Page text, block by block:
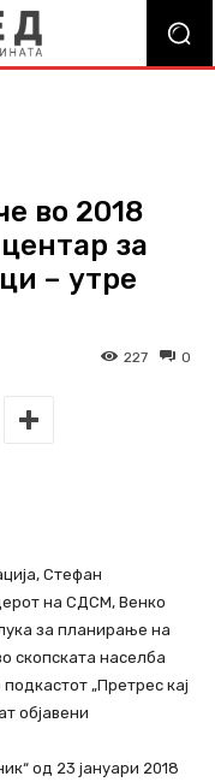
во 2018
за
– утре
0
227
Стефан
на СДСМ, Венко
за планирање на
скопската населба
„Претрес кај
објавени
од 23 јануари 2018